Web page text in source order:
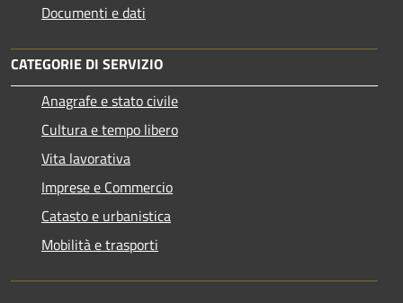
Documenti e dati
CATEGORIE DI SERVIZIO
Anagrafe e stato civile
Cultura e tempo libero
Vita lavorativa
Imprese e Commercio
Catasto e urbanistica
Mobilità e trasporti